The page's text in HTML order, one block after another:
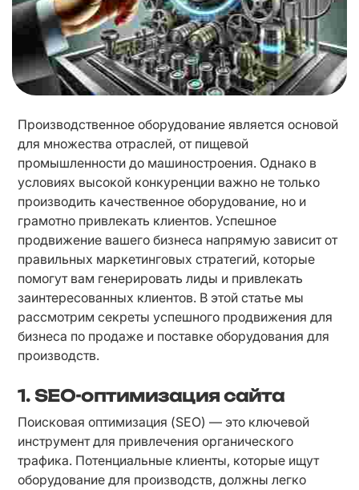
Производственное оборудование является основой
для множества отраслей, от пищевой
промышленности до машиностроения. Однако в
условиях высокой конкуренции важно не только
производить качественное оборудование, но и
грамотно привлекать клиентов. Успешное
продвижение вашего бизнеса напрямую зависит от
правильных маркетинговых стратегий, которые
помогут вам генерировать лиды и привлекать
заинтересованных клиентов. В этой статье мы
рассмотрим секреты успешного продвижения для
бизнеса по продаже и поставке оборудования для
производств.
1. SEO-оптимизация сайта
Поисковая оптимизация (SEO) — это ключевой
инструмент для привлечения органического
трафика. Потенциальные клиенты, которые ищут
оборудование для производств, должны легко